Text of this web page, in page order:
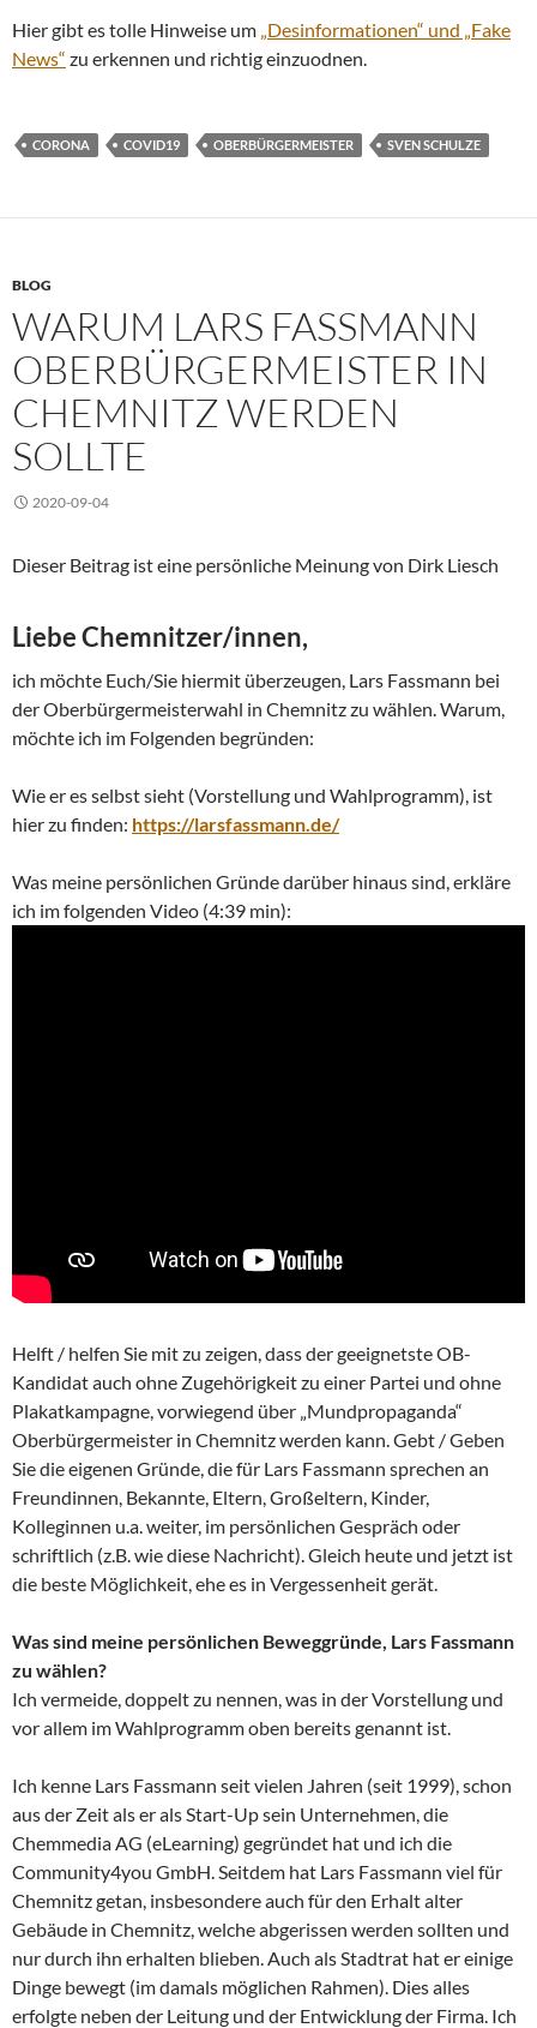
Hier gibt es tolle Hinweise um „Desinformationen“ und „Fake
News“ zu erkennen und richtig einzuodnen.
CORONA COVID19 OBERBÜRGERMEISTER SVEN SCHULZE
BLOG
WARUM LARS FASSMANN
OBERBÜRGERMEISTER IN
CHEMNITZ WERDEN
SOLLTE
2020-09-04
Dieser Beitrag ist eine persönliche Meinung von Dirk Liesch
Liebe Chemnitzer/innen,
ich möchte Euch/Sie hiermit überzeugen, Lars Fassmann bei
der Oberbürgermeisterwahl in Chemnitz zu wählen. Warum,
möchte ich im Folgenden begründen:
Wie er es selbst sieht (Vorstellung und Wahlprogramm), ist
hier zu finden: https://larsfassmann.de/
Was meine persönlichen Gründe darüber hinaus sind, erkläre
ich im folgenden Video (4:39 min):
Helft / helfen Sie mit zu zeigen, dass der geeignetste OB-
Kandidat auch ohne Zugehörigkeit zu einer Partei und ohne
Plakatkampagne, vorwiegend über „Mundpropaganda“
Oberbürgermeister in Chemnitz werden kann. Gebt / Geben
Sie die eigenen Gründe, die für Lars Fassmann sprechen an
Freundinnen, Bekannte, Eltern, Großeltern, Kinder,
Kolleginnen u.a. weiter, im persönlichen Gespräch oder
schriftlich (z.B. wie diese Nachricht). Gleich heute und jetzt ist
die beste Möglichkeit, ehe es in Vergessenheit gerät.
Was sind meine persönlichen Beweggründe, Lars Fassmann
zu wählen?
Ich vermeide, doppelt zu nennen, was in der Vorstellung und
vor allem im Wahlprogramm oben bereits genannt ist.
Ich kenne Lars Fassmann seit vielen Jahren (seit 1999), schon
aus der Zeit als er als Start-Up sein Unternehmen, die
Chemmedia AG (eLearning) gegründet hat und ich die
Community4you GmbH. Seitdem hat Lars Fassmann viel für
Chemnitz getan, insbesondere auch für den Erhalt alter
Gebäude in Chemnitz, welche abgerissen werden sollten und
nur durch ihn erhalten blieben. Auch als Stadtrat hat er einige
Dinge bewegt (im damals möglichen Rahmen). Dies alles
erfolgte neben der Leitung und der Entwicklung der Firma. Ich